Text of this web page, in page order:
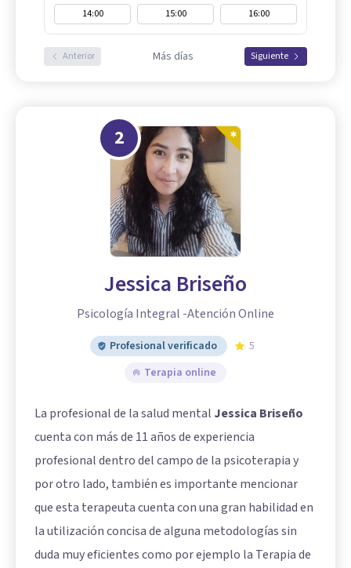
14:00 15:00 16:00
Anterior Más días Siguiente
2
Jessica Briseño
Psicología Integral -Atención Online
Profesional verificado
5
Terapia online
La profesional de la salud mental Jessica Briseño
cuenta con más de 11 años de experiencia
profesional dentro del campo de la psicoterapia y
por otro lado, también es importante mencionar
que esta terapeuta cuenta con una gran habilidad en
la utilización concisa de alguna metodologías sin
duda muy eficientes como por ejemplo la Terapia de